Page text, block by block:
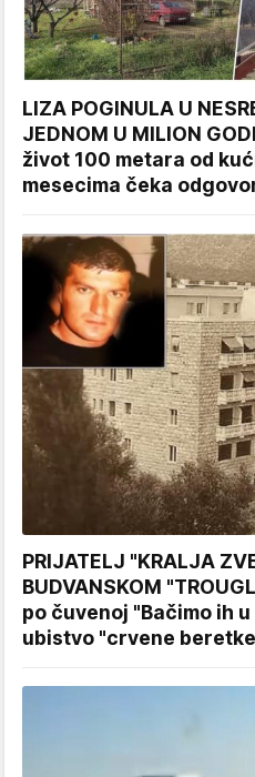
LIZA POGINULA U
JEDNOM U MILION
život 100 metara od
mesecima čeka
PRIJATELJ "KRALJA
BUDVANSKOM
po čuvenoj "Bačimo ih u
ubistvo "crvene